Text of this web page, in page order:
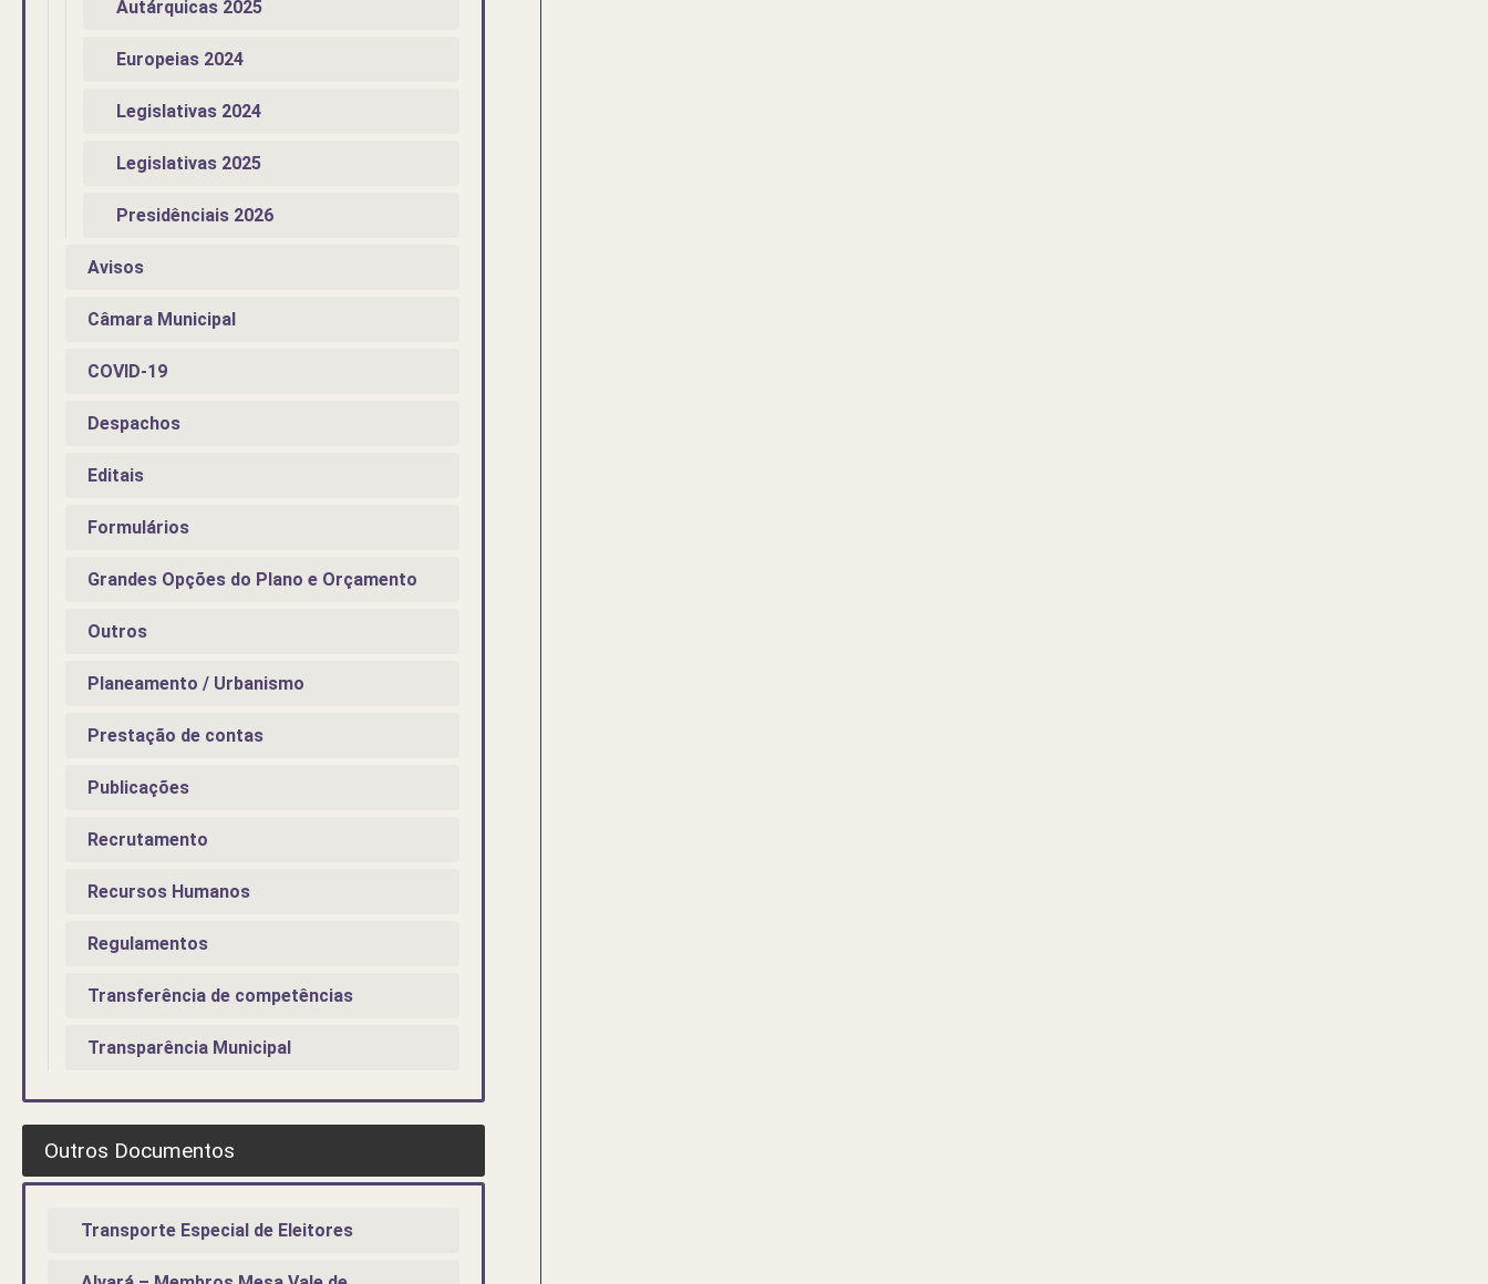
Autárquicas 2025
Europeias 2024
Legislativas 2024
Legislativas 2025
Presidênciais 2026
Avisos
Câmara Municipal
COVID-19
Despachos
Editais
Formulários
Grandes Opções do Plano e Orçamento
Outros
Planeamento / Urbanismo
Prestação de contas
Publicações
Recrutamento
Recursos Humanos
Regulamentos
Transferência de competências
Transparência Municipal
Outros Documentos
Transporte Especial de Eleitores